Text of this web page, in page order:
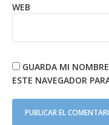
WEB
GUARDA MI
ESTE NAVEGADOR